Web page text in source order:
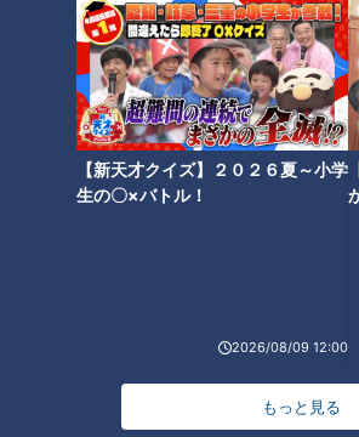
【新天才クイズ】２０２６夏～小学
生の〇×バトル！
2026/08/09 12:00
もっと見る
予算編成のスケジュール「例年
最近の政府予算編成作業を簡単に説明す
月頃には政府の基本的な考え方、いわゆ
これを受けて、各省庁から、主な政策要
めた概算要求が8月末に財務省に出され
で可決して、新年度4月からの予算執行
ところが今年は、新型コロナウイルス感